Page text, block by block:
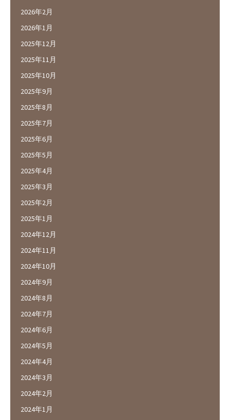
2026年2月
2026年1月
2025年12月
2025年11月
2025年10月
2025年9月
2025年8月
2025年7月
2025年6月
2025年5月
2025年4月
2025年3月
2025年2月
2025年1月
2024年12月
2024年11月
2024年10月
2024年9月
2024年8月
2024年7月
2024年6月
2024年5月
2024年4月
2024年3月
2024年2月
2024年1月